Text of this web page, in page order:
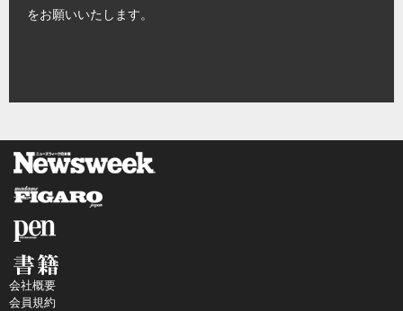
をお願いいたします。
会社概要
会員規約